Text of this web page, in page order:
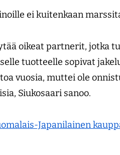
ei kuitenkaan
oikeat partnerit, jotka
tuotteelle sopivat
vuosia, muttei ole
Siukosaari sanoo.
Japanilainen